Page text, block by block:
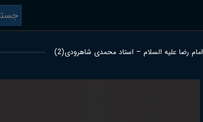
امام رضا علیه السلام – استاد محمدی شاهرودی(2)